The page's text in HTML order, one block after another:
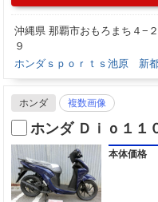
沖縄県 那覇市おもろまち４−
９
ホンダｓｐｏｒｔｓ池原 新
ホンダ 複数画像
ホンダ Ｄｉｏ１１
本体価格